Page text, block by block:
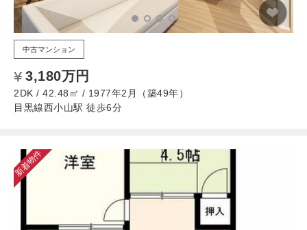
中古マンション
3,180万円
2DK / 42.48㎡ / 1977年2月（築49年）
目黒線西小山駅 徒歩6分
新着物件